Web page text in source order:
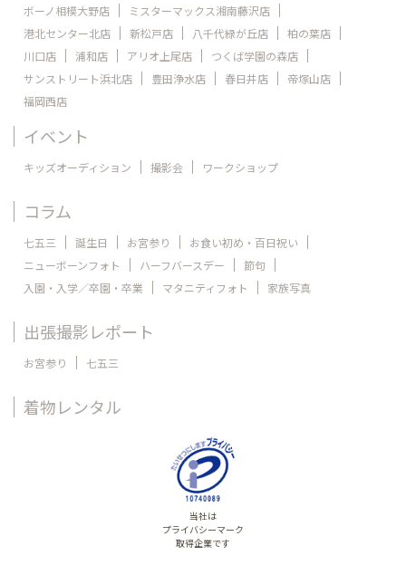
ボーノ相模大野店
ミスターマックス湘南藤沢店
港北センター北店
新松戸店 八千代緑が丘店
柏の葉店
川口店
浦和店 アリオ上尾店
つくば学園の森店
サンストリート浜北店
豊田浄水店 春日井店
帝塚山店
福岡西店
イベント
キッズオーディション 撮影会 ワークショップ
コラム
七五三 誕生日 お宮参り
お食い初め・百日祝い
ニューボーンフォト
ハーフバースデー
節句
入園・入学／卒園・卒業
マタニティフォト 家族写真
出張撮影レポート
お宮参り 七五三
着物レンタル
当社は
プライバシーマーク
取得企業です